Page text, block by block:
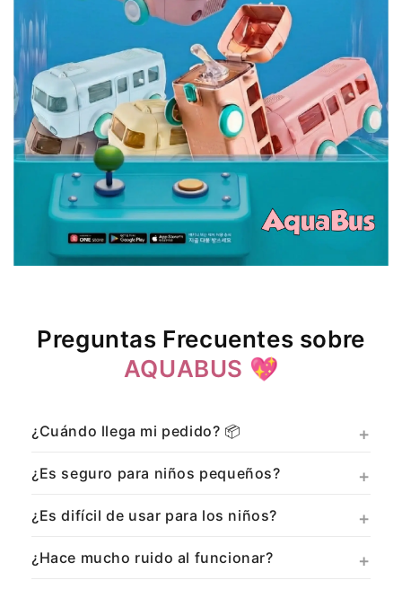
Preguntas Frecuentes sobre
AQUABUS 💖
¿Cuándo llega mi pedido? 📦
¿Es seguro para niños pequeños?
¿Es difícil de usar para los niños?
¿Hace mucho ruido al funcionar?